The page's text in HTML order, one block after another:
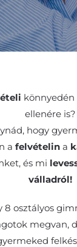
ellenére is?
hogy
a felvételin a
és mi
válladról!
8 osztályos
megvan,